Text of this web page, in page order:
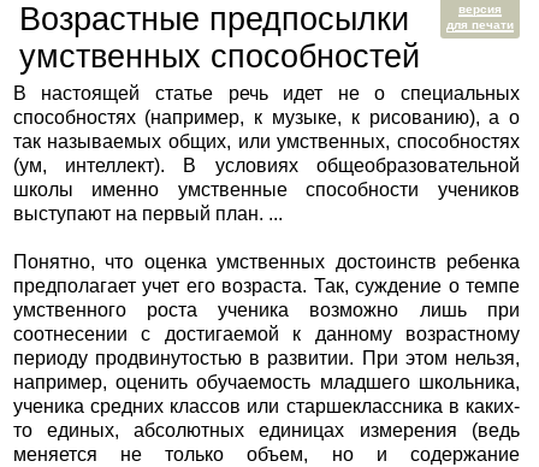
версия
для печати
Возрастные предпосылки
умственных способностей
В настоящей статье речь идет не о специальных
способностях (например, к музыке, к рисованию), а о
так называемых общих, или умственных, способностях
(ум, интеллект). В условиях общеобразовательной
школы именно умственные способности учеников
выступают на первый план. ...
Понятно, что оценка умственных достоинств ребенка
предполагает учет его возраста. Так, суждение о темпе
умственного роста ученика возможно лишь при
соотнесении с достигаемой к данному возрастному
периоду продвинутостью в развитии. При этом нельзя,
например, оценить обучаемость младшего школьника,
ученика средних классов или старшеклассника в каких-
то единых, абсолютных единицах измерения (ведь
меняется не только объем, но и содержание